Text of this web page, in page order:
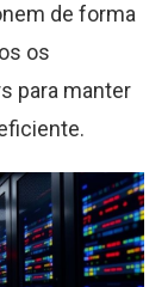
de forma
os
para manter